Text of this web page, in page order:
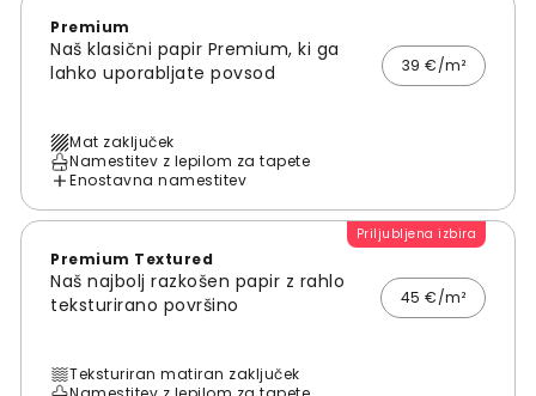
Premium
Naš klasični papir Premium, ki ga
lahko uporabljate povsod
39 €/m²
Mat zaključek
Namestitev z lepilom za tapete
Enostavna namestitev
Priljubljena izbira
Premium Textured
Naš najbolj razkošen papir z rahlo
teksturirano površino
45 €/m²
Teksturiran matiran zaključek